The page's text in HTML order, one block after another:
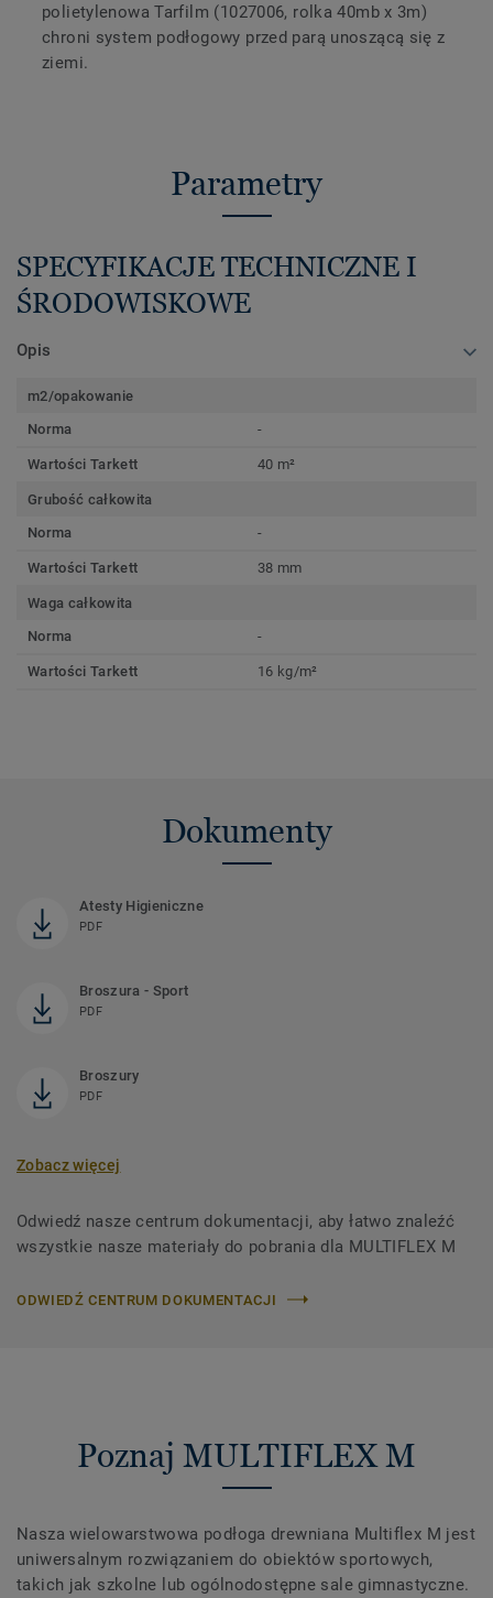
polietylenowa Tarfilm (1027006, rolka 40mb x 3m)
chroni system podłogowy przed parą unoszącą się z
ziemi.
Parametry
SPECYFIKACJE TECHNICZNE I
ŚRODOWISKOWE
Opis
m2/opakowanie
Norma
-
Wartości Tarkett 40 m²
Grubość całkowita
Norma
-
Wartości Tarkett 38 mm
Waga całkowita
Norma
-
Wartości Tarkett 16 kg/m²
Dokumenty
Atesty Higieniczne
PDF
Broszura - Sport
PDF
Broszury
PDF
Zobacz więcej
Odwiedź nasze centrum dokumentacji, aby łatwo znaleźć
wszystkie nasze materiały do ​​pobrania dla MULTIFLEX M
ODWIEDŹ CENTRUM DOKUMENTACJI
Poznaj MULTIFLEX M
Nasza wielowarstwowa podłoga drewniana Multiflex M jest
uniwersalnym rozwiązaniem do obiektów sportowych,
takich jak szkolne lub ogólnodostępne sale gimnastyczne.